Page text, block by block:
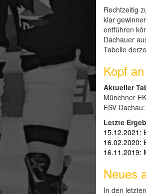
Rechtzeitig
klar
entführen
Dachauer
Tabelle
Kopf
Aktueller
Münchner
ESV
Letzte
15.12.2021:
16.02.2020:
16.11.2019:
Neues
In den